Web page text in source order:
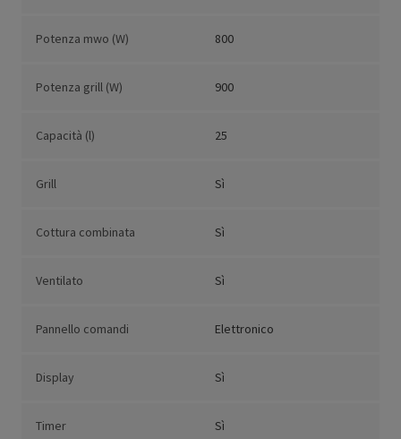
Potenza mwo (W) 800
Potenza grill (W) 900
Capacità (l) 25
Grill Sì
Cottura combinata Sì
Ventilato Sì
Pannello comandi Elettronico
Display Sì
Timer Sì